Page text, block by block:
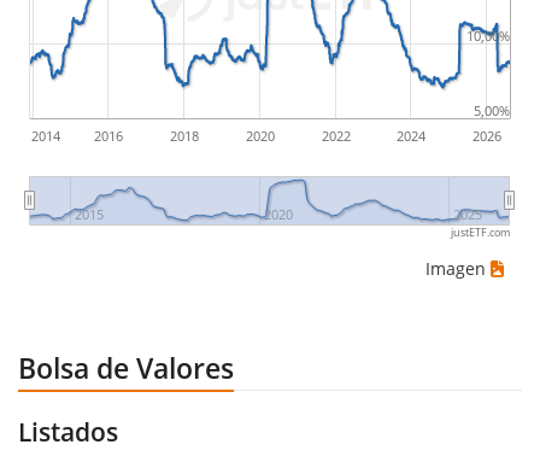
2014 2016 2018 2020 2022 2024 2026
2015 2020 2025
5,00%
10,00%
justETF.com
Imagen
Bolsa de Valores
Listados